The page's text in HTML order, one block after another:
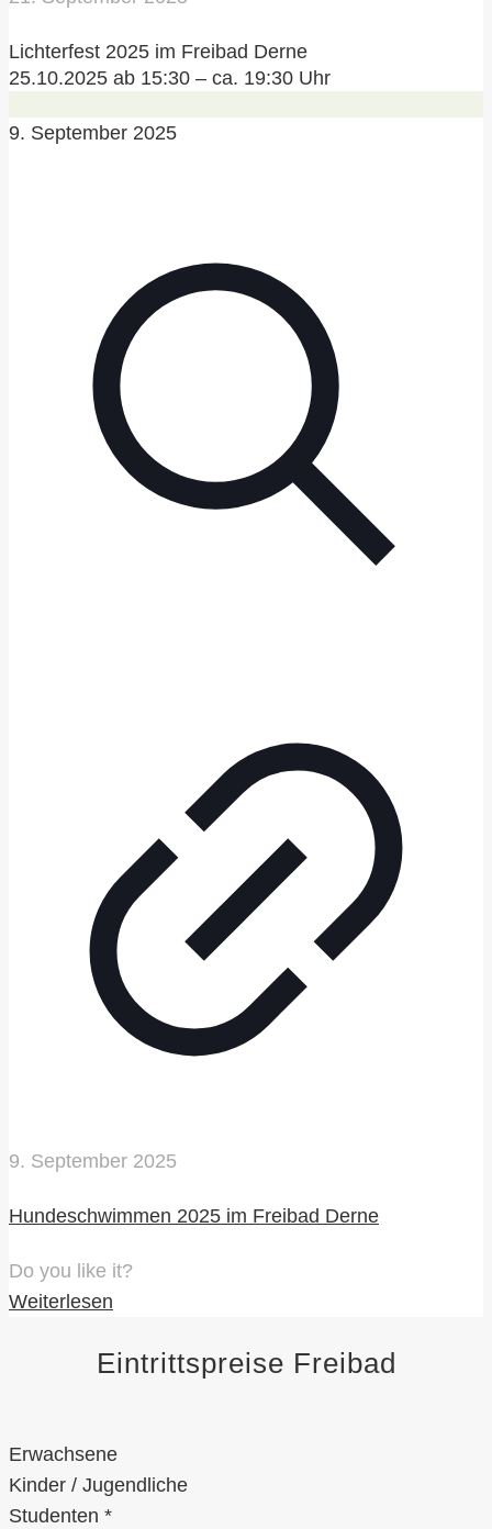
Lichterfest 2025 im Freibad Derne
25.10.2025 ab 15:30 – ca. 19:30 Uhr
9. September 2025
9. September 2025
Hundeschwimmen 2025 im Freibad Derne
Do you like it?
Weiterlesen
Eintrittspreise Freibad
Erwachsene
Kinder / Jugendliche
Studenten *